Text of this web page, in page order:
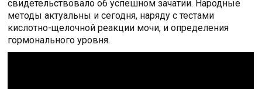
свидетельствовало об успешном зачатии. Народные
методы актуальны и сегодня, наряду с тестами
кислотно-щелочной реакции мочи, и определения
гормонального уровня.